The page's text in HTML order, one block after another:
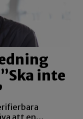
inte
att en…